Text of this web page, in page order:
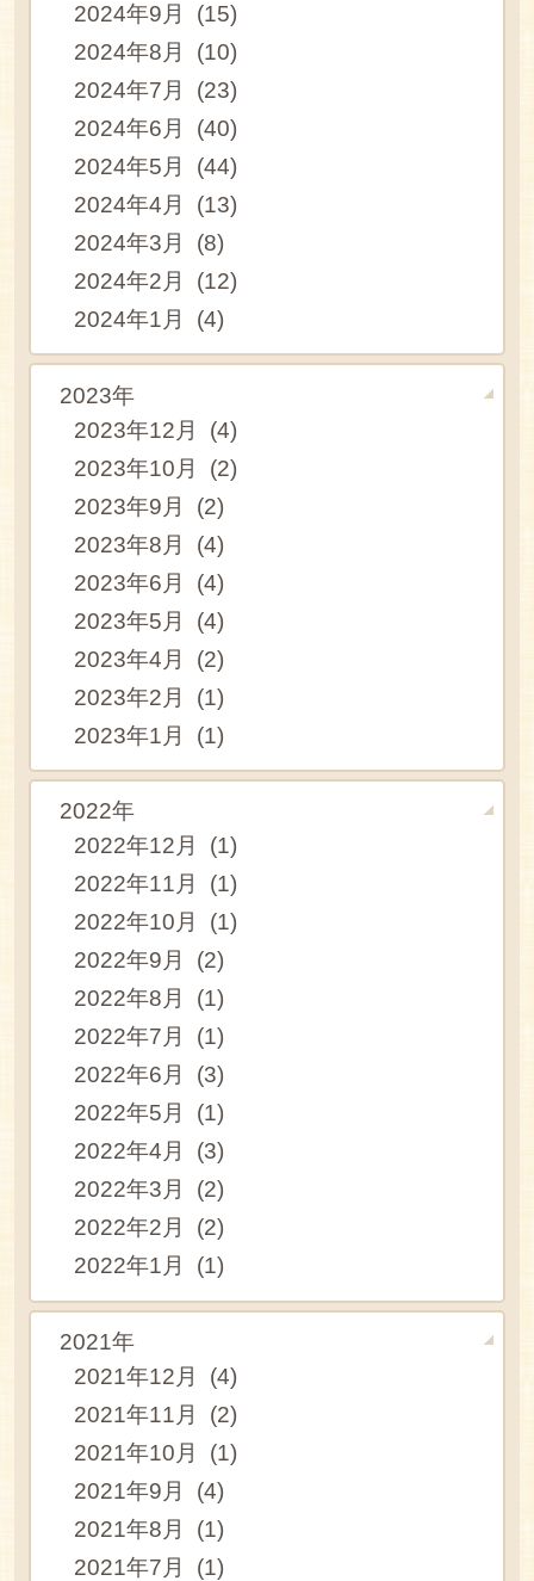
2024年9月 (15)
2024年8月 (10)
2024年7月 (23)
2024年6月 (40)
2024年5月 (44)
2024年4月 (13)
2024年3月 (8)
2024年2月 (12)
2024年1月 (4)
2023年
2023年12月 (4)
2023年10月 (2)
2023年9月 (2)
2023年8月 (4)
2023年6月 (4)
2023年5月 (4)
2023年4月 (2)
2023年2月 (1)
2023年1月 (1)
2022年
2022年12月 (1)
2022年11月 (1)
2022年10月 (1)
2022年9月 (2)
2022年8月 (1)
2022年7月 (1)
2022年6月 (3)
2022年5月 (1)
2022年4月 (3)
2022年3月 (2)
2022年2月 (2)
2022年1月 (1)
2021年
2021年12月 (4)
2021年11月 (2)
2021年10月 (1)
2021年9月 (4)
2021年8月 (1)
2021年7月 (1)